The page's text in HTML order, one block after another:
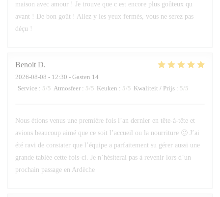
maison avec amour ! Je trouve que c est encore plus goûteux qu
avant ! De bon goût ! Allez y les yeux fermés, vous ne serez pas
déçu !
Benoit D
2026-08-08 - 12:30 - Gasten 14
Service : 5/5 Atmosfeer : 5/5 Keuken : 5/5 Kwaliteit / Prijs : 5/5
Nous étions venus une première fois l’an dernier en tête-à-tête et
avions beaucoup aimé que ce soit l’accueil ou la nourriture 🙂 J’ai
été ravi de constater que l’équipe a parfaitement su gérer aussi une
grande tablée cette fois-ci. Je n’hésiterai pas à revenir lors d’un
prochain passage en Ardèche